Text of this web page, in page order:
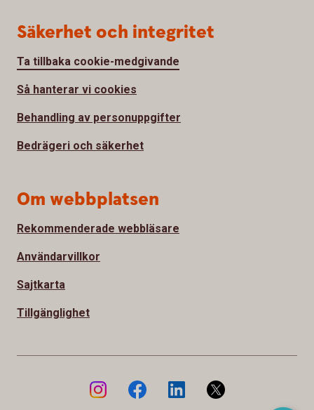
Säkerhet och integritet
Ta tillbaka cookie-medgivande
Så hanterar vi cookies
Behandling av personuppgifter
Bedrägeri och säkerhet
Om webbplatsen
Rekommenderade webbläsare
Användarvillkor
Sajtkarta
Tillgänglighet